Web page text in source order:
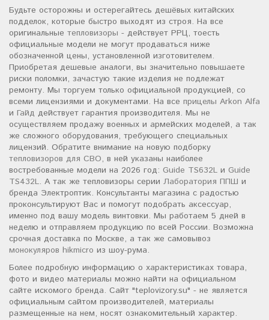
Будьте осторожны и остерегайтесь дешёвых китайских
подделок, которые быстро выходят из строя. На все
оригинальные тепловизоры - действует РРЦ, тоесть
официальные модели не могут продаваться ниже
обозначенной цены, установленной изготовителем.
Приобретая дешевые аналоги, вы значительно повышаете
риски поломки, зачастую такие изделия не подлежат
ремонту. Мы торгуем только официальной продукцией, со
всеми лицензиями и документами. На все прицелы Arkon Alfa
и Гайд действует гарантия производителя. Мы не
осуществляем продажу военных и армейских моделей, а так
же сложного оборудования, требующего специальных
лицензий. Обратите внимание на новую подборку
тепловизоров для СВО, в ней указаны наиболее
востребованные модели на 2026 год: Guide TS632L и Guide
TS432L. А так же тепловизоры серии Лаборатория ППШ и
бренда Электроптик. Консультанты магазина с радостью
проконсультируют Вас и помогут подобрать аксессуар,
именно под вашу модель винтовки. Мы работаем 5 дней в
неделю и отправляем продукцию по всей России. Возможна
срочная доставка по Москве, а так же самовывоз
монокуляров hikmicro из шоу-рума.
Более подробную информацию о характеристиках товара,
фото и видео материалы можно найти на официальном
сайте искомого бренда. Сайт "teplovizory.su" - не является
официальным сайтом производителей, материалы
размещенные на нем, носят ознакомительный характер.